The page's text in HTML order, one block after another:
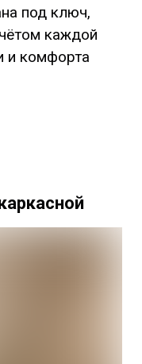
под ключ,
каждой
и комфорта